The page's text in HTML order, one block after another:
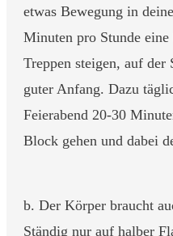
etwas Bewegung in
Minuten pro Stunde
Treppen steigen, auf
guter Anfang. Dazu
Feierabend 20-30
Block gehen und dabei
b. Der Körper braucht
Ständig nur auf halber